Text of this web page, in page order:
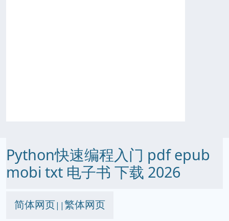
Python快速编程入门 pdf epub
mobi txt 电子书 下载 2026
简体网页||繁体网页